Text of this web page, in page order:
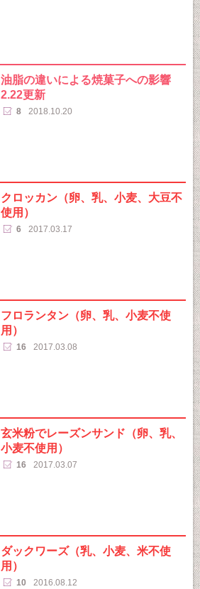
油脂の違いによる焼菓子への影響
2.22更新
8 2018.10.20
クロッカン（卵、乳、小麦、大豆不
使用）
6 2017.03.17
フロランタン（卵、乳、小麦不使
用）
16 2017.03.08
玄米粉でレーズンサンド（卵、乳、
小麦不使用）
16 2017.03.07
ダックワーズ（乳、小麦、米不使
用）
10 2016.08.12